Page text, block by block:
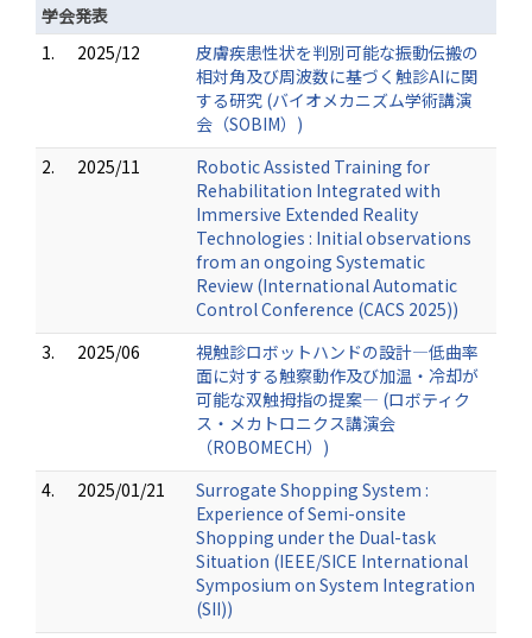
学会発表
1.
2025/12
皮膚疾患性状を判別可能な振動伝搬の
相対角及び周波数に基づく触診AIに関
する研究 (バイオメカニズム学術講演
会（SOBIM）)
2.
2025/11
Robotic Assisted Training for
Rehabilitation Integrated with
Immersive Extended Reality
Technologies : Initial observations
from an ongoing Systematic
Review (International Automatic
Control Conference (CACS 2025))
3.
2025/06
視触診ロボットハンドの設計―低曲率
面に対する触察動作及び加温・冷却が
可能な双触拇指の提案― (ロボティク
ス・メカトロニクス講演会
（ROBOMECH）)
4.
2025/01/21
Surrogate Shopping System :
Experience of Semi-onsite
Shopping under the Dual-task
Situation (IEEE/SICE International
Symposium on System Integration
(SII))